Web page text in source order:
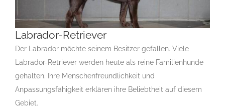
Labrador-Retriever
Retriever L Labrador Retriever Rassehunde Standard
Labrador-Retriever
Der Labrador möchte seinem Besitzer gefallen. Viele
Labrador-Retriever werden heute als reine Familienhunde
gehalten. Ihre Menschenfreundlichkeit und
Anpassungsfähigkeit erklären ihre Beliebtheit auf diesem
Gebiet.